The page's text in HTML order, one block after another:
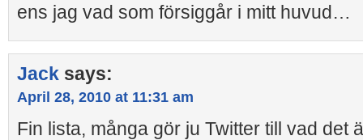
ens jag vad som försiggår i mitt huvud…
Jack says:
April 28, 2010 at 11:31 am
Fin lista, många gör ju Twitter till vad det